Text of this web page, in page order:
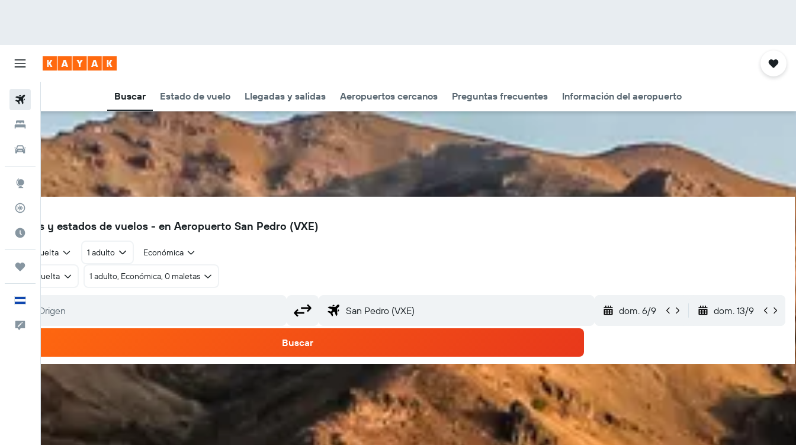
Buscar Estado de vuelo Llegadas y salidas Aeropuertos cercanos Preguntas frecuentes Información del aeropuerto
Autos
Explore
Cuándo ir
VXE
Vuelos y estados de vuelos - en Aeropuerto San Pedro (VXE)
Ida y vuelta 1 adulto Económica
Ida y vuelta 1 adulto, Económica, 0 maletas
dom. 6/9 dom. 13/9
Buscar